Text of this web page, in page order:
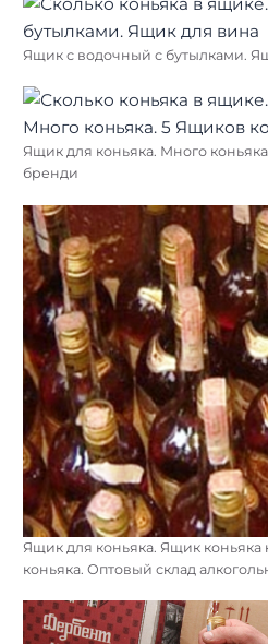
Ящик с водочный с бутылками.
Ящик для коньяка. Много
бренди
Ящик для коньяка. Ящик коньяка
коньяка. Оптовый склад